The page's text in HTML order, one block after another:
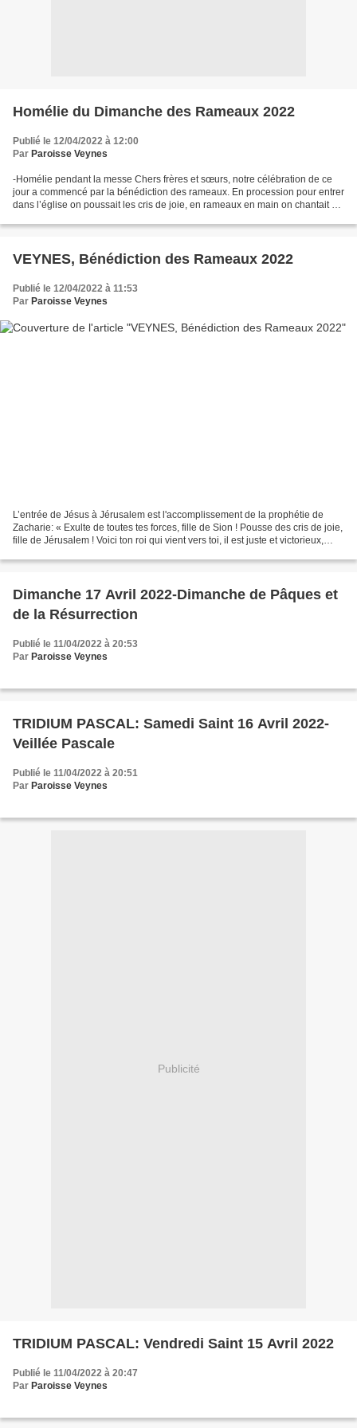
Homélie du Dimanche des Rameaux 2022
Publié le 12/04/2022 à 12:00
Par Paroisse Veynes
-Homélie pendant la messe Chers frères et sœurs, notre célébration de ce
jour a commencé par la bénédiction des rameaux. En procession pour entrer
dans l’église on poussait les cris de joie, en rameaux en main on chantait «
VEYNES, Bénédiction des Rameaux 2022
Publié le 12/04/2022 à 11:53
Par Paroisse Veynes
L’entrée de Jésus à Jérusalem est l'accomplissement de la prophétie de
Zacharie: « Exulte de toutes tes forces, fille de Sion ! Pousse des cris de joie,
fille de Jérusalem ! Voici ton roi qui vient vers toi, il est juste et victorieux,
Dimanche 17 Avril 2022-Dimanche de Pâques et
de la Résurrection
Publié le 11/04/2022 à 20:53
Par Paroisse Veynes
TRIDIUM PASCAL: Samedi Saint 16 Avril 2022-
Veillée Pascale
Publié le 11/04/2022 à 20:51
Par Paroisse Veynes
Publicité
TRIDIUM PASCAL: Vendredi Saint 15 Avril 2022
Publié le 11/04/2022 à 20:47
Par Paroisse Veynes